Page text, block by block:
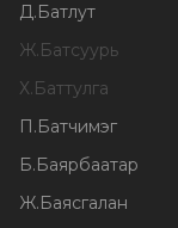
Д.Батлут
Ж.Батсуурь
Х.Баттулга
П.Батчимэг
Б.Баярбаатар
Ж.Баясгалан